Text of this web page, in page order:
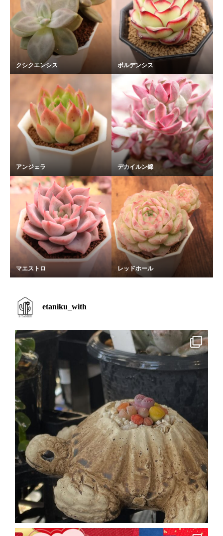
クシクエンシス ポルデンシス
アンジェラ デカイルン錦
マエストロ レッドホール
etaniku_with